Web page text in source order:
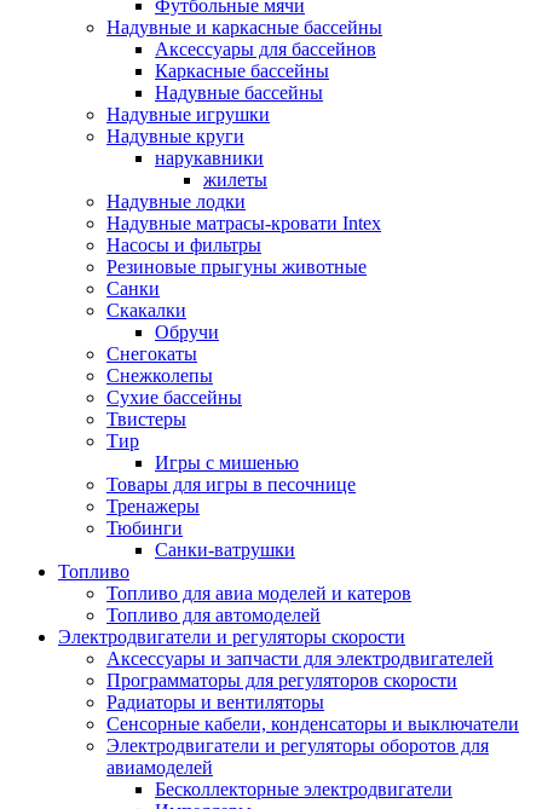
Футбольные мячи
Надувные и каркасные бассейны
Аксессуары для бассейнов
Каркасные бассейны
Надувные бассейны
Надувные игрушки
Надувные круги
нарукавники
жилеты
Надувные лодки
Надувные матрасы-кровати Intex
Насосы и фильтры
Резиновые прыгуны животные
Санки
Скакалки
Обручи
Снегокаты
Снежколепы
Сухие бассейны
Твистеры
Тир
Игры с мишенью
Товары для игры в песочнице
Тренажеры
Тюбинги
Санки-ватрушки
Топливо
Топливо для авиа моделей и катеров
Топливо для автомоделей
Электродвигатели и регуляторы скорости
Аксессуары и запчасти для электродвигателей
Программаторы для регуляторов скорости
Радиаторы и вентиляторы
Сенсорные кабели, конденсаторы и выключатели
Электродвигатели и регуляторы оборотов для
авиамоделей
Бесколлекторные электродвигатели